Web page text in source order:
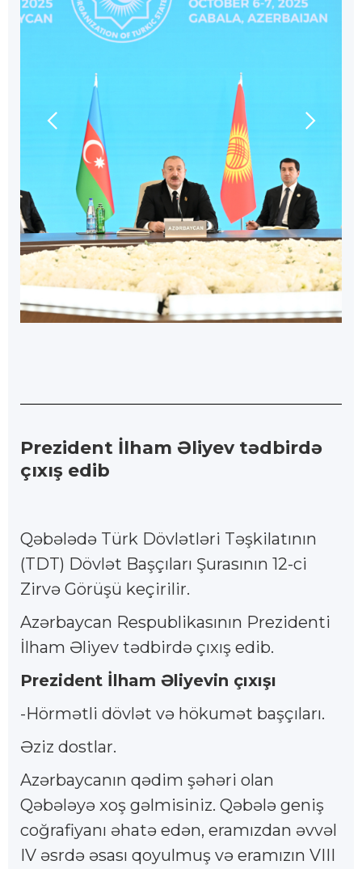
Prezident İlham Əliyev tədbirdə
çıxış edib
Qəbələdə Türk Dövlətləri Təşkilatının
(TDT) Dövlət Başçıları Şurasının 12-ci
Zirvə Görüşü keçirilir.
Azərbaycan Respublikasının Prezidenti
İlham Əliyev tədbirdə çıxış edib.
Prezident İlham Əliyevin çıxışı
-Hörmətli dövlət və hökumət başçıları.
Əziz dostlar.
Azərbaycanın qədim şəhəri olan
Qəbələyə xoş gəlmisiniz. Qəbələ geniş
coğrafiyanı əhatə edən, eramızdan əvvəl
IV əsrdə əsası qoyulmuş və eramızın VIII